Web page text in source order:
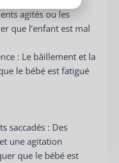
agités ou les
que l’enfant est mal
: Le bâillement et la
le bébé est fatigué
saccadés : Des
une agitation
que le bébé est